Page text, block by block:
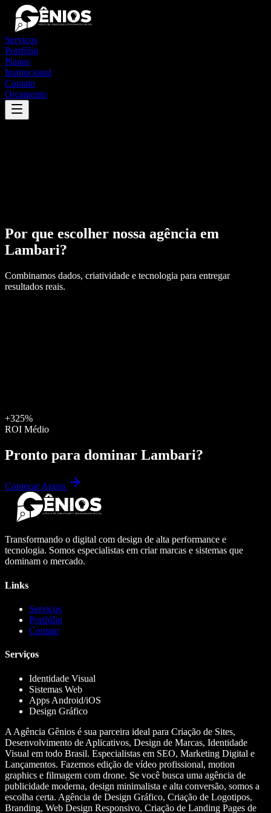
Serviços
Portfólio
Planos
Institucional
Contato
Orçamento
Por que escolher nossa agência em
Lambari?
Combinamos dados, criatividade e tecnologia para entregar
resultados reais.
+325%
ROI Médio
Pronto para dominar Lambari?
Começar Agora
Transformando o digital com design de alta performance e
tecnologia. Somos especialistas em criar marcas e sistemas que
dominam o mercado.
Links
Serviços
Portfólio
Contato
Serviços
Identidade Visual
Sistemas Web
Apps Android/iOS
Design Gráfico
A Agência Gênios é sua parceira ideal para Criação de Sites,
Desenvolvimento de Aplicativos, Design de Marcas, Identidade
Visual em todo Brasil. Especialistas em SEO, Marketing Digital e
Lançamentos. Fazemos edição de vídeo profissional, motion
graphics e filmagem com drone. Se você busca uma agência de
publicidade moderna, design minimalista e alta conversão, somos a
escolha certa. Agência de Design Gráfico, Criação de Logotipos,
Branding, Web Design Responsivo, Criação de Landing Pages de